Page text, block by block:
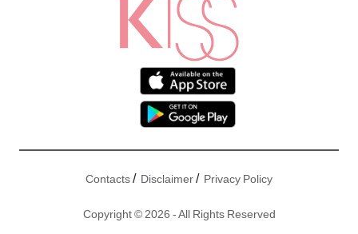
Contacts/ Disclaimer/ Privacy Policy
Copyright © 2026 - All Rights Reserved